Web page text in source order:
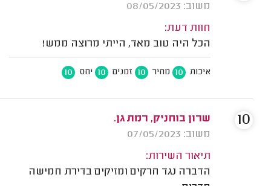
משוב: 08/05/2023
חוות דעת:
הכל היה טוב מאד, הייתי מרוצה ממש!
איכות 10 מחיר 10 זמנים 10 יחס 10
שרון בוחניק, רמת גן.
משוב: 07/05/2023
תיאור השירות:
הדברה נגד חרקים ומזיקים בדירת חמישה
10